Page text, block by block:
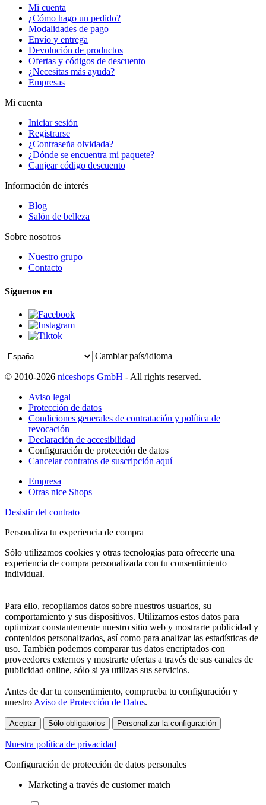
Mi cuenta
¿Cómo hago un pedido?
Modalidades de pago
Envío y entrega
Devolución de productos
Ofertas y códigos de descuento
¿Necesitas más ayuda?
Empresas
Mi cuenta
Iniciar sesión
Registrarse
¿Contraseña olvidada?
¿Dónde se encuentra mi paquete?
Canjear código descuento
Información de interés
Blog
Salón de belleza
Sobre nosotros
Nuestro grupo
Contacto
Síguenos en
Cambiar país/idioma
© 2010-2026 niceshops GmbH - All rights reserved.
Aviso legal
Protección de datos
Condiciones generales de contratación y política de
revocación
Declaración de accesibilidad
Configuración de protección de datos
Cancelar contratos de suscripción aquí
Empresa
Otras nice Shops
Desistir del contrato
Personaliza tu experiencia de compra
Sólo utilizamos cookies y otras tecnologías para ofrecerte una
experiencia de compra personalizada con tu consentimiento
individual.
Para ello, recopilamos datos sobre nuestros usuarios, su
comportamiento y sus dispositivos. Utilizamos estos datos para
optimizar constantemente nuestro sitio web y mostrarte publicidad y
contenidos personalizados, así como para analizar las estadísticas de
uso. También podemos comparar tus datos encriptados con
proveedores externos y mostrarte ofertas a través de sus canales de
publicidad online, sólo si ya utilizas sus servicios.
Antes de dar tu consentimiento, comprueba tu configuración y
nuestro Aviso de Protección de Datos.
Aceptar Sólo obligatorios Personalizar la configuración
Nuestra política de privacidad
Configuración de protección de datos personales
Marketing a través de customer match